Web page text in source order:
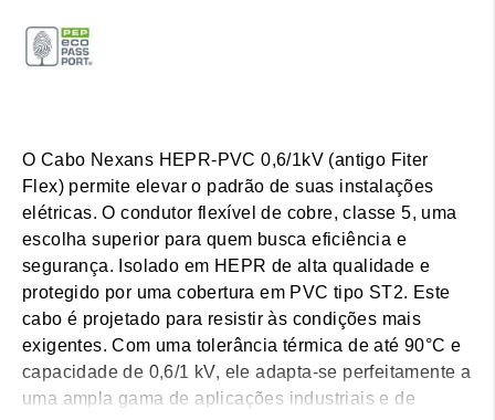
O Cabo Nexans HEPR-PVC 0,6/1kV (antigo Fiter
Flex) permite elevar o padrão de suas instalações
elétricas. O condutor flexível de cobre, classe 5, uma
escolha superior para quem busca eficiência e
segurança. Isolado em HEPR de alta qualidade e
protegido por uma cobertura em PVC tipo ST2. Este
cabo é projetado para resistir às condições mais
exigentes. Com uma tolerância térmica de até 90°C e
capacidade de 0,6/1 kV, ele adapta-se perfeitamente a
uma ampla gama de aplicações industriais e de